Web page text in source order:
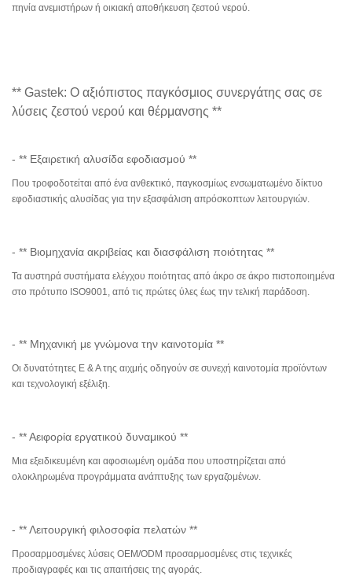
πηνία ανεμιστήρων ή οικιακή αποθήκευση ζεστού νερού.
** Gastek: Ο αξιόπιστος παγκόσμιος συνεργάτης σας σε
λύσεις ζεστού νερού και θέρμανσης **
- ** Εξαιρετική αλυσίδα εφοδιασμού **
Που τροφοδοτείται από ένα ανθεκτικό, παγκοσμίως ενσωματωμένο δίκτυο
εφοδιαστικής αλυσίδας για την εξασφάλιση απρόσκοπτων λειτουργιών.
- ** Βιομηχανία ακριβείας και διασφάλιση ποιότητας **
Τα αυστηρά συστήματα ελέγχου ποιότητας από άκρο σε άκρο πιστοποιημένα
στο πρότυπο ISO9001, από τις πρώτες ύλες έως την τελική παράδοση.
- ** Μηχανική με γνώμονα την καινοτομία **
Οι δυνατότητες Ε & Α της αιχμής οδηγούν σε συνεχή καινοτομία προϊόντων
και τεχνολογική εξέλιξη.
- ** Αειφορία εργατικού δυναμικού **
Μια εξειδικευμένη και αφοσιωμένη ομάδα που υποστηρίζεται από
ολοκληρωμένα προγράμματα ανάπτυξης των εργαζομένων.
- ** Λειτουργική φιλοσοφία πελατών **
Προσαρμοσμένες λύσεις OEM/ODM προσαρμοσμένες στις τεχνικές
προδιαγραφές και τις απαιτήσεις της αγοράς.